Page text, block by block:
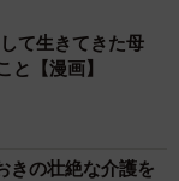
て生きてきた母
【漫画】
きの壮絶な介護を